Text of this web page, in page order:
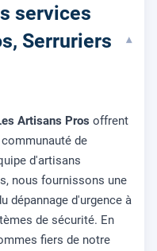
services
Serruriers
▾
Artisans Pros offrent
de
d'artisans
nous fournissons une
dépannage d'urgence à
de sécurité. En
fiers de notre